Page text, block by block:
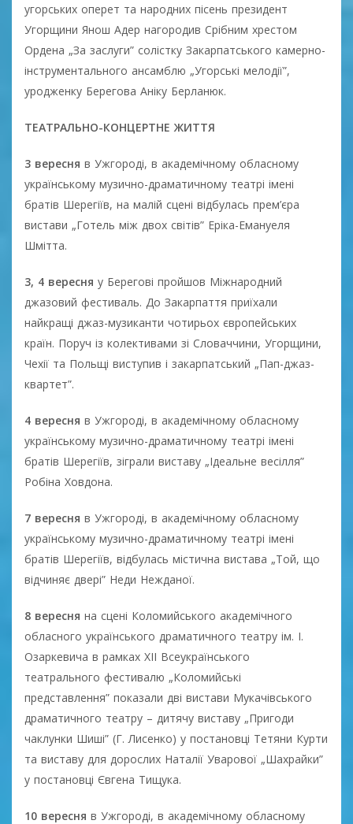
угорських оперет та народних пісень президент
Угорщини Янош Адер нагородив Срібним хрестом
Ордена „За заслуги” солістку Закарпатського камерно-
інструментального ансамблю „Угорські мелодії”,
уродженку Берегова Аніку Берланюк.
ТЕАТРАЛЬНО-КОНЦЕРТНЕ ЖИТТЯ
3 вересня в Ужгороді, в академічному обласному
українському музично-драматичному театрі імені
братів Шерегіїв, на малій сцені відбулась прем’єра
вистави „Готель між двох світів” Еріка-Емануеля
Шмітта.
3, 4 вересня у Берегові пройшов Міжнародний
джазовий фестиваль. До Закарпаття приїхали
найкращі джаз-музиканти чотирьох європейських
країн. Поруч із колективами зі Словаччини, Угорщини,
Чехії та Польщі виступив і закарпатський „Пап-джаз-
квартет”.
4 вересня в Ужгороді, в академічному обласному
українському музично-драматичному театрі імені
братів Шерегіїв, зіграли виставу „Ідеальне весілля”
Робіна Ховдона.
7 вересня в Ужгороді, в академічному обласному
українському музично-драматичному театрі імені
братів Шерегіїв, відбулась містична вистава „Той, що
відчиняє двері” Неди Нежданої.
8 вересня на сцені Коломийського академічного
обласного українського драматичного театру ім. І.
Озаркевича в рамках XII Всеукраїнського
театрального фестивалю „Коломийські
представлення” показали дві вистави Мукачівського
драматичного театру – дитячу виставу „Пригоди
чаклунки Шиші” (Г. Лисенко) у постановці Тетяни Курти
та виставу для дорослих Наталії Уварової „Шахрайки”
у постановці Євгена Тищука.
10 вересня в Ужгороді, в академічному обласному